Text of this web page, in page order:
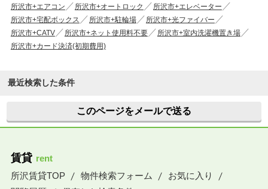
所沢市+エアコン
所沢市+オートロック
所沢市+エレベーター
所沢市+宅配ボックス
所沢市+駐輪場
所沢市+光ファイバー
所沢市+CATV
所沢市+ネット使用料不要
所沢市+室内洗濯機置き場
所沢市+カード決済(初期費用)
最近検索した条件
このページをメールで送る
賃貸 rent
所沢賃貸TOP
物件検索フォーム
お気に入り